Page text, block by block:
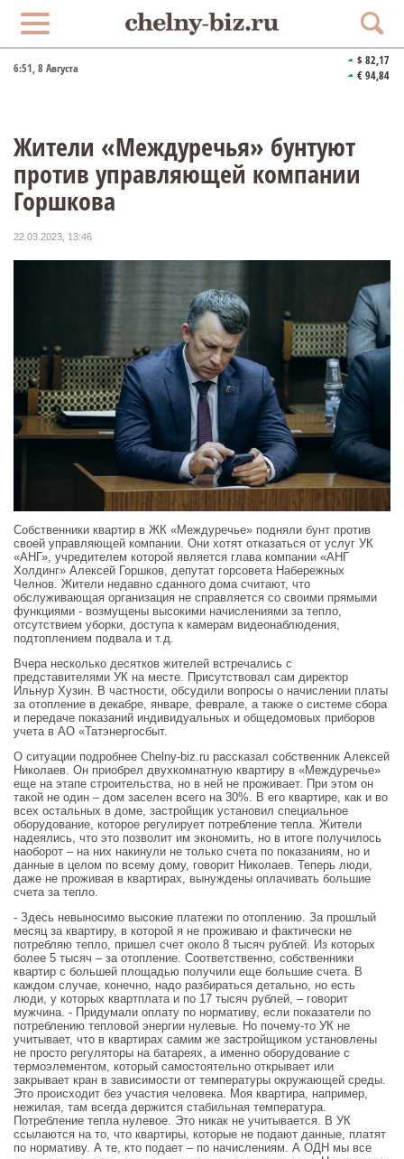
6:51, 8 Августа
$ 82,17
€ 94,84
Жители «Междуречья» бунтуют
против управляющей компании
Горшкова
22.03.2023, 13:46
Собственники квартир в ЖК «Междуречье» подняли бунт против
своей управляющей компании. Они хотят отказаться от услуг УК
«АНГ», учредителем которой является глава компании «АНГ
Холдинг» Алексей Горшков, депутат горсовета Набережных
Челнов. Жители недавно сданного дома считают, что
обслуживающая организация не справляется со своими прямыми
функциями - возмущены высокими начислениями за тепло,
отсутствием уборки, доступа к камерам видеонаблюдения,
подтоплением подвала и т.д.
Вчера несколько десятков жителей встречались с
представителями УК на месте. Присутствовал сам директор
Ильнур Хузин. В частности, обсудили вопросы о начислении платы
за отопление в декабре, январе, феврале, а также о системе сбора
и передаче показаний индивидуальных и общедомовых приборов
учета в АО «Татэнергосбыт.
О ситуации подробнее Chelny-biz.ru рассказал собственник Алексей
Николаев. Он приобрел двухкомнатную квартиру в «Междуречье»
еще на этапе строительства, но в ней не проживает. При этом он
такой не один – дом заселен всего на 30%. В его квартире, как и во
всех остальных в доме, застройщик установил специальное
оборудование, которое регулирует потребление тепла. Жители
надеялись, что это позволит им экономить, но в итоге получилось
наоборот – на них накинули не только счета по показаниям, но и
данные в целом по всему дому, говорит Николаев. Теперь люди,
даже не проживая в квартирах, вынуждены оплачивать большие
счета за тепло.
- Здесь невыносимо высокие платежи по отоплению. За прошлый
месяц за квартиру, в которой я не проживаю и фактически не
потребляю тепло, пришел счет около 8 тысяч рублей. Из которых
более 5 тысяч – за отопление. Соответственно, собственники
квартир с большей площадью получили еще большие счета. В
каждом случае, конечно, надо разбираться детально, но есть
люди, у которых квартплата и по 17 тысяч рублей, – говорит
мужчина. - Придумали оплату по нормативу, если показатели по
потреблению тепловой энергии нулевые. Но почему-то УК не
учитывает, что в квартирах самим же застройщиком установлены
не просто регуляторы на батареях, а именно оборудование с
термоэлементом, который самостоятельно открывает или
закрывает кран в зависимости от температуры окружающей среды.
Это происходит без участия человека. Моя квартира, например,
нежилая, там всегда держится стабильная температура.
Потребление тепла нулевое. Это никак не учитывается. В УК
ссылаются на то, что квартиры, которые не подают данные, платят
по нормативу. А те, кто подает – по начислениям. А ОДН мы все